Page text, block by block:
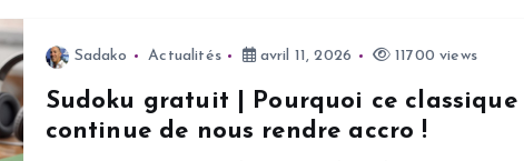
Sadako Actualités avril 11, 2026 11700 views
Sudoku gratuit | Pourquoi ce
continue de nous rendre accro !